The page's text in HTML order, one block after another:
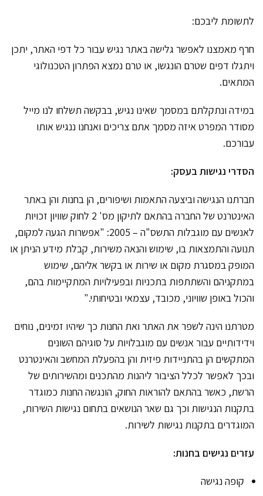
לתשומת ליבכם:
חרף מאמצנו לאפשר גלישה באתר נגיש עבור כל דפי האתר, יתכן
ויתגלו דפים שטרם הונגשו, או טרם נמצא הפתרון הטכנולוגי
המתאים.
במידה ונתקלתם במסמך שאינו נגיש, בבקשה תשלחו לנו מייל
מסודר המפרט איזה מסמך אתם צריכים ואנחנו ננגיש אותו
עבורכם.
הסדרי נגישות בעסק:
חברתנו הנגישה וביצעה התאמות ושיפורים, הן בחנות והן באתר
האינטרנט של החברה בהתאם לתיקון מס' 2 לחוק שוויון זכויות
לאנשים עם מוגבלות התשס"ה – 2005: "אפשרות הגעה למקום,
תנועה והתמצאות בו, שימוש והנאה משירות, קבלת מידע הניתן או
המופק במסגרת מקום או שירות או בקשר אליהם, שימוש
במתקניהם והשתתפות בתכניות ובפעילויות המתקיימות בהם,
והכול באופן שוויוני, מכובד, עצמאי ובטיחותי."
מטרתנו הינה לשפר את האתר ואת החנות כך שיהיו זמינים, נוחים
וידידותיים עבור אנשים עם מוגבלויות על סוגיהם השונים
המתקשים הן בהתניידות פיזית והן בהפעלת המחשב והאינטרנט
ובכך לאפשר לכלל הציבור ליהנות מהתכנים ומהשירותים של
הרשת, כאשר בהתאם להוראות החוק, הונגשה החנות כמוגדר
בתקנות הנגישות וכך גם שאר הנושאים בתחום נגישות השירות,
המוגדרים בתקנות נגישות לשירות.
עזרים נגישים בחנות:
קופה נגישה